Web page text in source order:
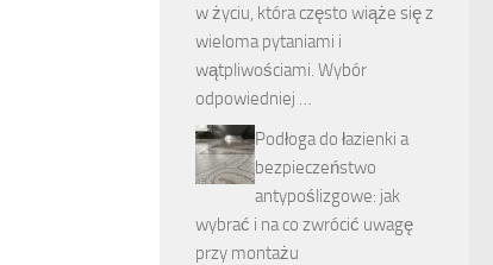
w życiu, która często wiąże się z
wieloma pytaniami i
wątpliwościami. Wybór
odpowiedniej …
Podłoga do łazienki a
bezpieczeństwo
antypoślizgowe: jak
wybrać i na co zwrócić uwagę
przy montażu